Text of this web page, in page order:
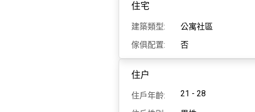
住宅
建築類型:
公寓社區
傢俱配置:
否
住户
住戶年齡: 21 - 28